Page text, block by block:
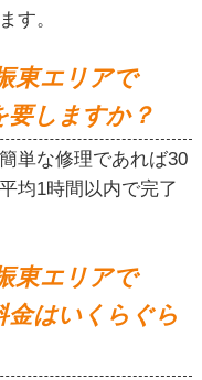
す。
東エリアで
しますか？
単な修理であれば30
均1時間以内で完了
東エリアで
金はいくらぐら